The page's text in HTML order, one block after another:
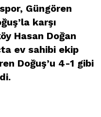
Güngören
karşı
Hasan Doğan
ev sahibi ekip
Doğuş’u 4-1 gibi